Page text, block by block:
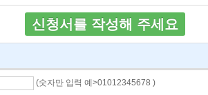
신청서를 작성해 주세요
(숫자만 입력 예>01012345678 )